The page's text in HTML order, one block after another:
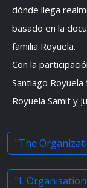
dónde llega
basado en la
familia Royuela.
Con la
Santiago
Royuela Samit y
"The